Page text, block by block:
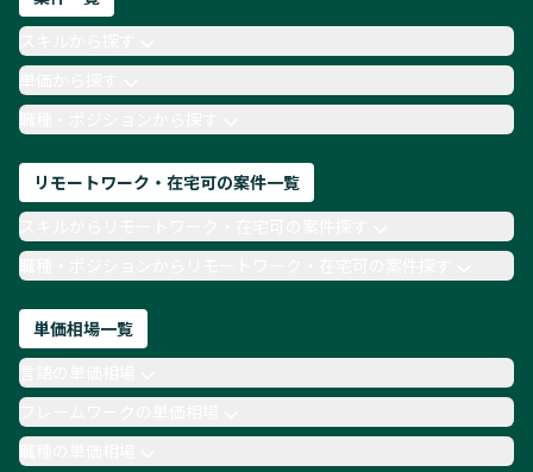
AIエンジニア
Webデザイナー
月収100万円 業務委託
COBOL
Ruby
TypeScript
Laravel AWS
単価から探す
職種・ポジションから探す
リモートワーク・在宅可の案件一覧
職種・ポジションからリモートワーク・在宅可の案件探す
単価相場一覧
職種の単価相場